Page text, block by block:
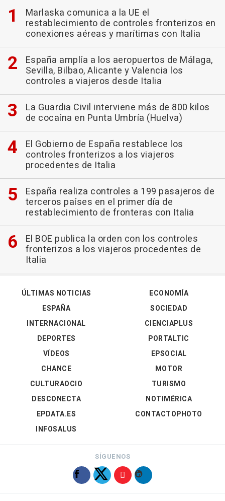
Marlaska comunica a la UE el
restablecimiento de controles fronterizos en
conexiones aéreas y marítimas con Italia
España amplía a los aeropuertos de Málaga,
Sevilla, Bilbao, Alicante y Valencia los
controles a viajeros desde Italia
La Guardia Civil interviene más de 800 kilos
de cocaína en Punta Umbría (Huelva)
El Gobierno de España restablece los
controles fronterizos a los viajeros
procedentes de Italia
España realiza controles a 199 pasajeros de
terceros países en el primer día de
restablecimiento de fronteras con Italia
El BOE publica la orden con los controles
fronterizos a los viajeros procedentes de
Italia
ÚLTIMAS NOTICIAS
ESPAÑA
INTERNACIONAL
DEPORTES
VÍDEOS
ECONOMÍA
SOCIEDAD
CIENCIAPLUS
PORTALTIC
EPSOCIAL
CHANCE
CULTURAOCIO
DESCONECTA
EPDATA.ES
INFOSALUS
MOTOR
TURISMO
NOTIMÉRICA
CONTACTOPHOTO
SÍGUENOS